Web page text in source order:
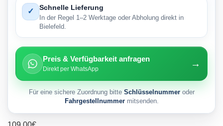
✓ Schnelle Lieferung
In der Regel 1–2 Werktage oder Abholung direkt in
Bielefeld.
Preis & Verfügbarkeit anfragen
Direkt per WhatsApp →
Für eine sichere Zuordnung bitte Schlüsselnummeroder
Fahrgestellnummermitsenden.